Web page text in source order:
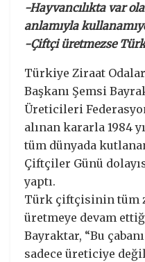
-Hayvancılıkta var
anlamıyla
-Çiftçi üretmezse
Türkiye Ziraat
Başkanı Şemsi
Üreticileri
alınan kararla 1984
tüm dünyada
Çiftçiler Günü
yaptı.
Türk çiftçisinin tüm
üretmeye devam
Bayraktar, “Bu
sadece üreticiye